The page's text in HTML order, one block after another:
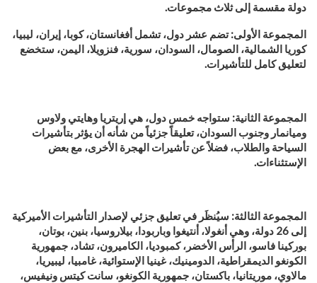
دولة مقسمة إلى ثلاث مجموعات.
المجموعة الأولى: تضم عشر دول، تشمل أفغانستان، كوبا، إيران، ليبيا،
كوريا الشمالية، الصومال، السودان، سورية، فنزويلا، اليمن، ستخضع
لتعليق كامل للتأشيرات.
المجموعة الثانية: ستواجه خمس دول، هي إريتريا وهايتي ولاوس
وميانمار وجنوب السودان، تعليقاً جزئياً من شأنه أن يؤثر بتأشيرات
السياحة والطلاب، فضلاً عن تأشيرات الهجرة الأخرى، مع بعض
الإستثناءات.
المجموعة الثالثة: سيُنظَر في تعليق جزئي لإصدار التأشيرات الأميركية
إلى 26 دولة، وهي أنغولا، أنتيغوا وباربودا، بيلاروسيا، بنين، بوتان،
بوركينا فاسو، الرأس الأخضر، كمبوديا، الكاميرون، تشاد، جمهورية
الكونغو الديمقراطية، الدومينيك، غينيا الإستوائية، غامبيا، ليبيريا،
مالاوي، موريتانيا، باكستان، جمهورية الكونغو، سانت كيتس ونيفيس،